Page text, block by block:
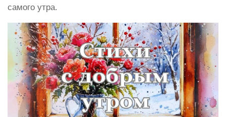
самого утра.